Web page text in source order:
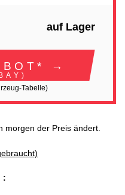
auf Lager
→
Tabelle)
morgen der Preis ändert.